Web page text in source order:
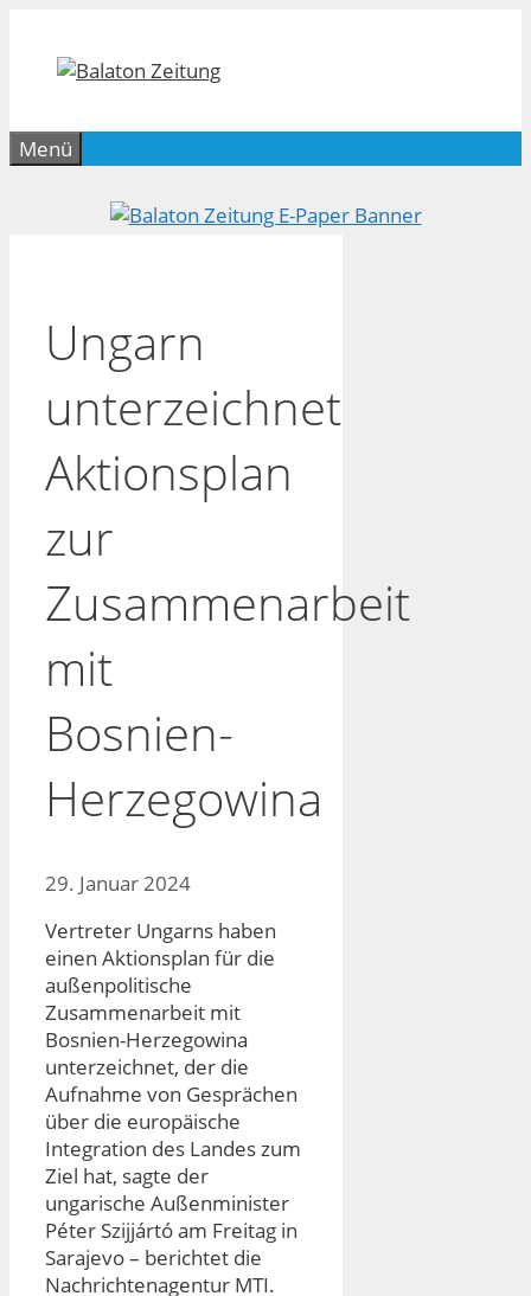
springen
Menü
Ungarn
unterzeichnet
Aktionsplan
zur
Zusammenarbeit
mit
Bosnien-
Herzegowina
29. Januar 2024
Vertreter Ungarns haben
einen Aktionsplan für die
außenpolitische
Zusammenarbeit mit
Bosnien-Herzegowina
unterzeichnet, der die
Aufnahme von Gesprächen
über die europäische
Integration des Landes zum
Ziel hat, sagte der
ungarische Außenminister
Péter Szijjártó am Freitag in
Sarajevo – berichtet die
Nachrichtenagentur MTI.